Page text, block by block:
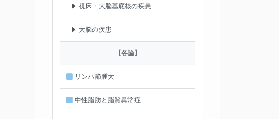
視床・大脳基底核の疾患
大脳の疾患
【各論】
リンパ節腫大
中性脂肪と脂質異常症